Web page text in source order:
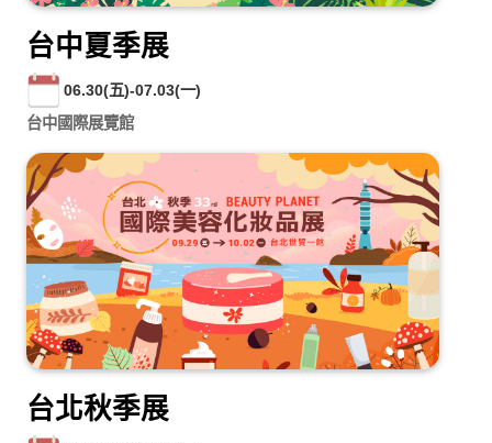
台中夏季展
06.30(五)-07.03(一)
台中國際展覽館
台北秋季展